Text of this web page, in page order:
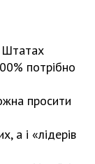
Штатах
потрібно
просити
а і «лідерів